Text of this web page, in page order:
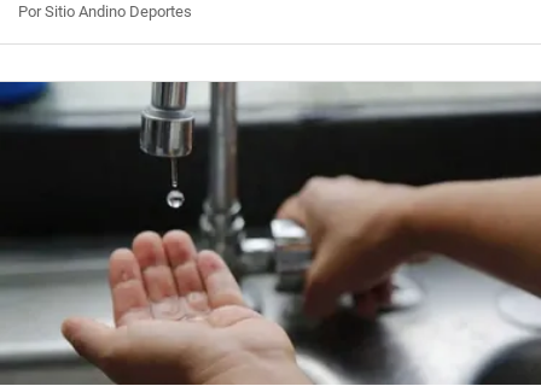
Por Sitio Andino Deportes